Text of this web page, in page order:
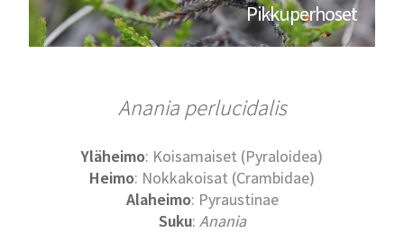
Pikkuperhoset
Anania perlucidalis
Yläheimo: Koisamaiset (Pyraloidea)
Heimo: Nokkakoisat (Crambidae)
Alaheimo: Pyraustinae
Suku: Anania